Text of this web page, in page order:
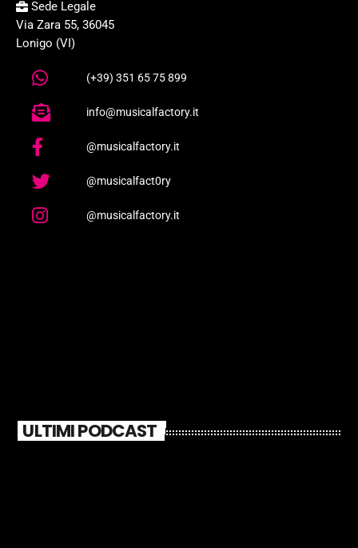
Sede Legale
Via Zara 55, 36045
Lonigo (VI)
(+39) 351 65 75 899
info@musicalfactory.it
@musicalfactory.it
@musicalfact0ry
@musicalfactory.it
ULTIMI PODCAST